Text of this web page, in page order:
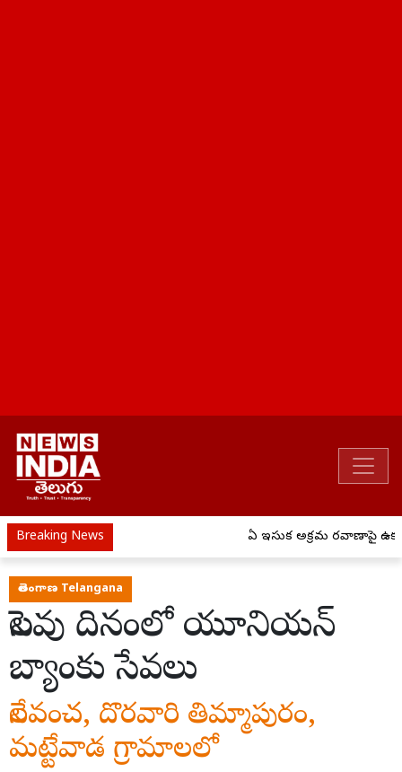
Breaking News ఏపీ ఇసుక అక్రమ రవాణాపై
తెలంగాణ Telangana
సెలవు దినంలో యూనియన్
బ్యాంకు సేవలు
నేలవంచ, దొరవారి తిమ్మాపురం,
మట్టేవాడ గ్రామాలలో